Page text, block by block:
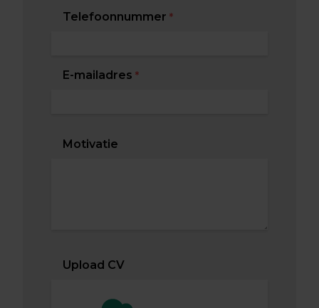
Telefoonnummer *
E-mailadres *
Motivatie
Upload CV